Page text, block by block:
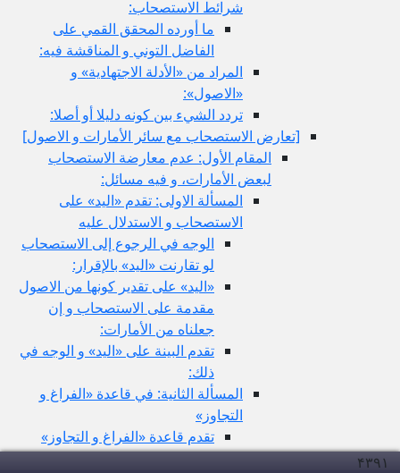
شرائط الاستصحاب:
ما أورده المحقق القمي على
الفاضل التوني و المناقشة فيه:
المراد من «الأدلة الاجتهادية» و
«الاصول»:
تردد الشي‏ء بين كونه دليلا أو أصلا:
[تعارض الاستصحاب مع سائر الأمارات و الاصول‏]
المقام الأول: عدم معارضة الاستصحاب
لبعض الأمارات، و فيه مسائل:
المسألة الاولى: تقدم «اليد» على
الاستصحاب و الاستدلال عليه
الوجه في الرجوع إلى الاستصحاب
لو تقارنت «اليد» بالإقرار:
«اليد» على تقدير كونها من الاصول
مقدمة على الاستصحاب و إن
جعلناه من الأمارات:
تقدم البينة على «اليد» و الوجه في
ذلك:
المسألة الثانية: في قاعدة «الفراغ و
التجاوز»
تقدم قاعدة «الفراغ و التجاوز»
على الاستصحاب و الاستدلال عليه
۴۳۹۱